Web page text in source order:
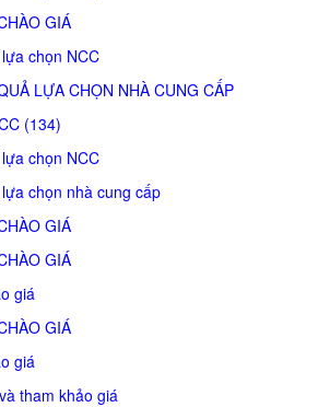
GIÁ
chọn NCC
LỰA CHỌN NHÀ CUNG CẤP
(134)
chọn NCC
chọn nhà cung cấp
GIÁ
GIÁ
giá
GIÁ
giá
tham khảo giá